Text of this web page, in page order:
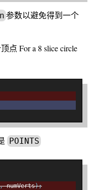
参数以避免得到一个
点 For a 8 slice circle
POINTS
, numVerts);